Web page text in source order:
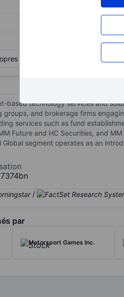
based technology services and
and brokerage firms
services such as fund
Future and HC Securities, and
Global segment operates as an
/
par
Motorsport Games Inc.